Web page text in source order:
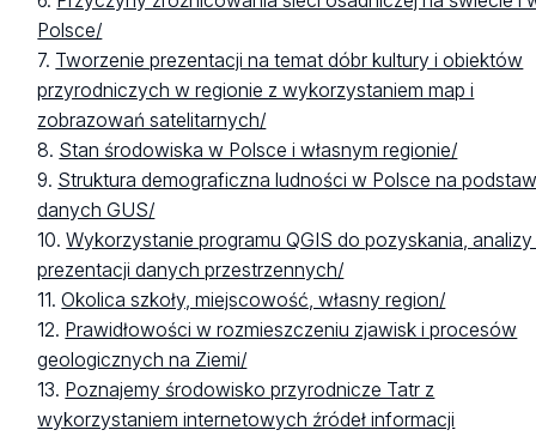
Polsce/
7. Tworzenie prezentacji na temat dóbr kultury i obiektów
przyrodniczych w regionie z wykorzystaniem map i
zobrazowań satelitarnych/
8. Stan środowiska w Polsce i własnym regionie/
9. Struktura demograficzna ludności w Polsce na
danych GUS/
10.Wykorzystanie programu QGIS do pozyskania, analizy
prezentacji danych przestrzennych/
11.Okolica szkoły, miejscowość, własny region/
12. Prawidłowości w rozmieszczeniu zjawisk i procesów
geologicznych na Ziemi/
13. Poznajemy środowisko przyrodnicze Tatr z
wykorzystaniem internetowych źródeł informacji